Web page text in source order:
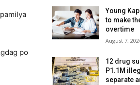
po
Young
to make
overtime
August 7,
12 drug
P1.1M
separate